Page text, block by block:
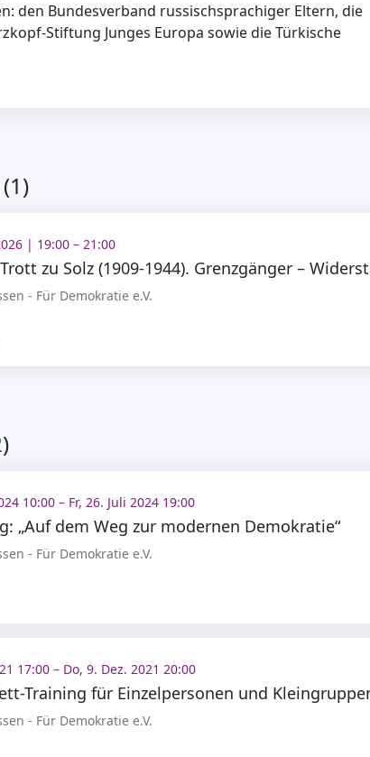
den Bundesverband russischsprachiger Eltern, die
Stiftung Junges Europa sowie die Türkische
| 19:00 – 21:00
- Für Demokratie e.V.
10:00 – Fr, 26. Juli 2024 19:00
„Auf dem Weg zur modernen Demokratie“
- Für Demokratie e.V.
17:00 – Do, 9. Dez. 2021 20:00
Training für Einzelpersonen und
- Für Demokratie e.V.